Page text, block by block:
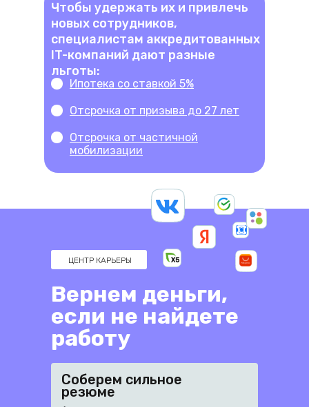
Отсрочка от частичной
мобилизации
Ипотека со ставкой 5%
Отсрочка от призыва до 27 лет
Чтобы удержать их и привлечь
новых сотрудников,
специалистам аккредитованных
IT-компаний дают разные
льготы:
Вернем деньги,
если не найдете
работу
ЦЕНТР КАРЬЕРЫ
Соберем сильное
резюме